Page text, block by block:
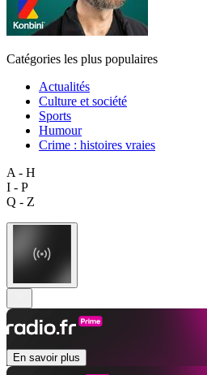
Catégories les plus populaires
Actualités
Culture et société
Sports
Humour
Crime : histoires vraies
A - H
I - P
Q - Z
En savoir plus